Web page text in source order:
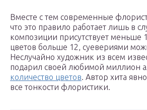
Вместе с тем современные
что это правило работает лишь в
композиции присутствует меньше
цветов больше 12, суевериями
Неслучайно художник из всем
подарил своей любимой миллион
количество цветов. Автор хита
все тонкости флористики.